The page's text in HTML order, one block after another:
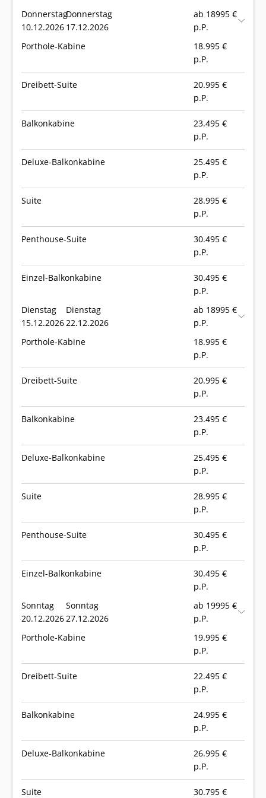
Donnerstag
10.12.2026
Donnerstag
17.12.2026
ab 18995 €
p.P.
Porthole-Kabine
18.995 €
p.P.
Dreibett-Suite 20.995 €
p.P.
Balkonkabine 23.495 €
p.P.
Deluxe-Balkonkabine 25.495 €
p.P.
Suite 28.995 €
p.P.
Penthouse-Suite 30.495 €
p.P.
Einzel-Balkonkabine 30.495 €
p.P.
Dienstag
15.12.2026
Dienstag
22.12.2026
ab 18995 €
p.P.
Porthole-Kabine
18.995 €
p.P.
Dreibett-Suite 20.995 €
p.P.
Balkonkabine 23.495 €
p.P.
Deluxe-Balkonkabine 25.495 €
p.P.
Suite 28.995 €
p.P.
Penthouse-Suite 30.495 €
p.P.
Einzel-Balkonkabine 30.495 €
p.P.
Sonntag
20.12.2026
Sonntag
27.12.2026
ab 19995 €
p.P.
Porthole-Kabine
19.995 €
p.P.
Dreibett-Suite 22.495 €
p.P.
Balkonkabine 24.995 €
p.P.
Deluxe-Balkonkabine 26.995 €
p.P.
Suite 30.795 €